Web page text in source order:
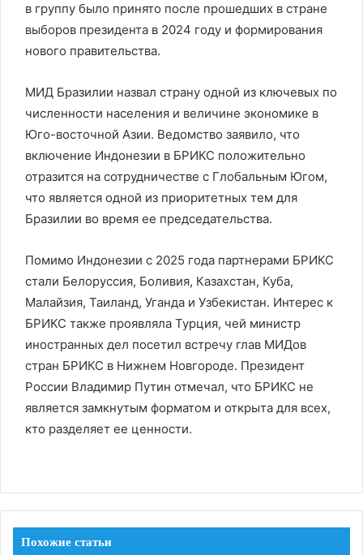
в группу было принято после прошедших в стране
выборов президента в 2024 году и формирования
нового правительства.
МИД Бразилии назвал страну одной из ключевых по
численности населения и величине экономике в
Юго-восточной Азии. Ведомство заявило, что
включение Индонезии в БРИКС положительно
отразится на сотрудничестве с Глобальным Югом,
что является одной из приоритетных тем для
Бразилии во время ее председательства.
Помимо Индонезии с 2025 года партнерами БРИКС
стали Белоруссия, Боливия, Казахстан, Куба,
Малайзия, Таиланд, Уганда и Узбекистан. Интерес к
БРИКС также проявляла Турция, чей министр
иностранных дел посетил встречу глав МИДов
стран БРИКС в Нижнем Новгороде. Президент
России Владимир Путин отмечал, что БРИКС не
является замкнутым форматом и открыта для всех,
кто разделяет ее ценности.
Похожие статьи